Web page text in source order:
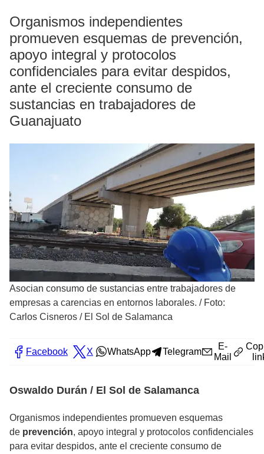
Organismos independientes
promueven esquemas de prevención,
apoyo integral y protocolos
confidenciales para evitar despidos,
ante el creciente consumo de
sustancias en trabajadores de
Guanajuato
Asocian consumo de sustancias entre trabajadores de
empresas a carencias en entornos laborales. / Foto:
Carlos Cisneros / El Sol de Salamanca
Facebook X WhatsApp Telegram
E-
Mail
Oswaldo Durán / El Sol de Salamanca
Organismos independientes promueven esquemas
de prevención, apoyo integral y protocolos confidenciales
para evitar despidos, ante el creciente consumo de